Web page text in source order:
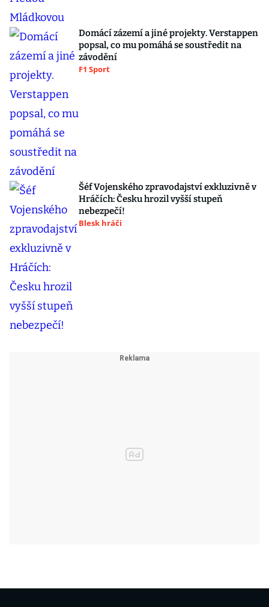
Domácí zázemí a jiné projekty. Verstappen
popsal, co mu pomáhá se soustředit na
závodění
F1 Sport
Šéf Vojenského zpravodajství exkluzivně v
Hráčích: Česku hrozil vyšší stupeň
nebezpečí!
Blesk hráči